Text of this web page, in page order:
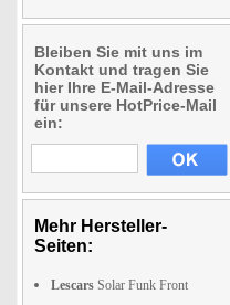
Bleiben Sie mit uns im
Kontakt und tragen Sie
hier Ihre E-Mail-Adresse
für unsere HotPrice-Mail
ein:
Mehr Hersteller-
Seiten:
Lescars Solar Funk Front